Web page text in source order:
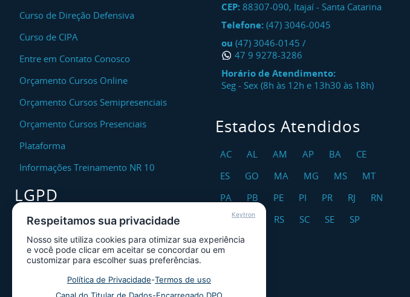
Curso de Direção Defensiva
Curso de CIPA
Entre em Contato Conosco
Orçamento Cursos Online
Orçamento Cursos Semipresenciais
Orçamento Cursos Presenciais
Plataforma
Informações Treinamento NR 10
LGPD
Encarregado DPO
Canal de Atendimento ao Titular dos
Dados
Política de Privacidade
CEP: 88307-090, Itajaí - Santa Catarina
Telefone: (47) 3046-0045
ou (47) 3046-0145 /
47 9 9278-3286
Horário de Atendimento:
Seg - Sex (8h às 12h e 13h30 às 18h)
Estados Atendidos
AC AL AM AP BA
CE
ES
GO MA MG MS
MT
PA
PB PE PI PR RJ
RN
RO
RR RS SC SE
SP
TO
Keytron
Respeitamos sua privacidade
Nosso site utiliza cookies para otimizar sua experiência
e você pode clicar em aceitar se concordar ou em
customizar para escolher suas preferências.
Política de Privacidade-Termos de uso